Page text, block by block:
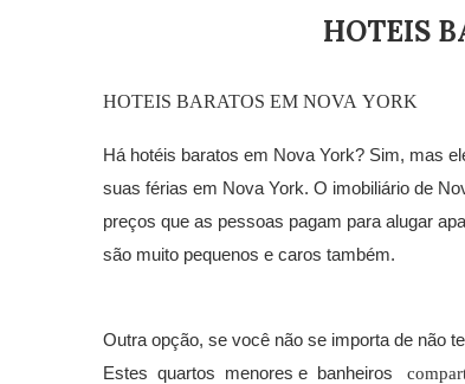
HOTEIS
HOTEIS BARATOS EM NOVA YORK
Há hotéis baratos em Nova York? Sim, mas
suas férias em Nova York. O imobiliário de
preços que as pessoas pagam para alugar
são muito pequenos e caros também.
Outra opção, se você não se importa de não
Estes quartos menores e banheiros